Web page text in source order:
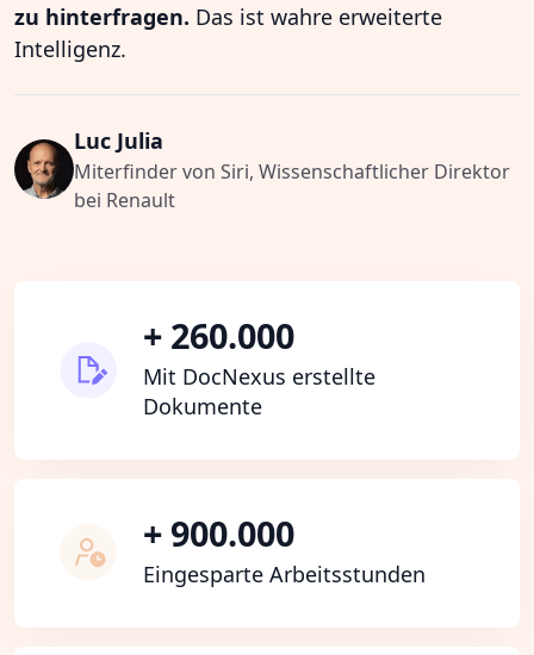
zu hinterfragen. Das ist wahre erweiterte
Intelligenz.
Luc Julia
Miterfinder von Siri, Wissenschaftlicher Direktor
bei Renault
+ 260.000
Mit DocNexus erstellte
Dokumente
+ 900.000
Eingesparte Arbeitsstunden